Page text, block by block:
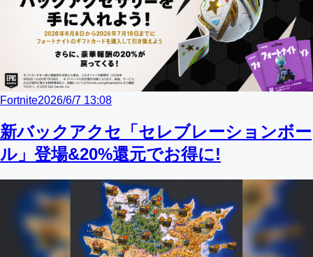
Fortnite2026/6/7 13:08
新バックアクセ「セレブレーションボー
ル」登場&20%還元でお得に!